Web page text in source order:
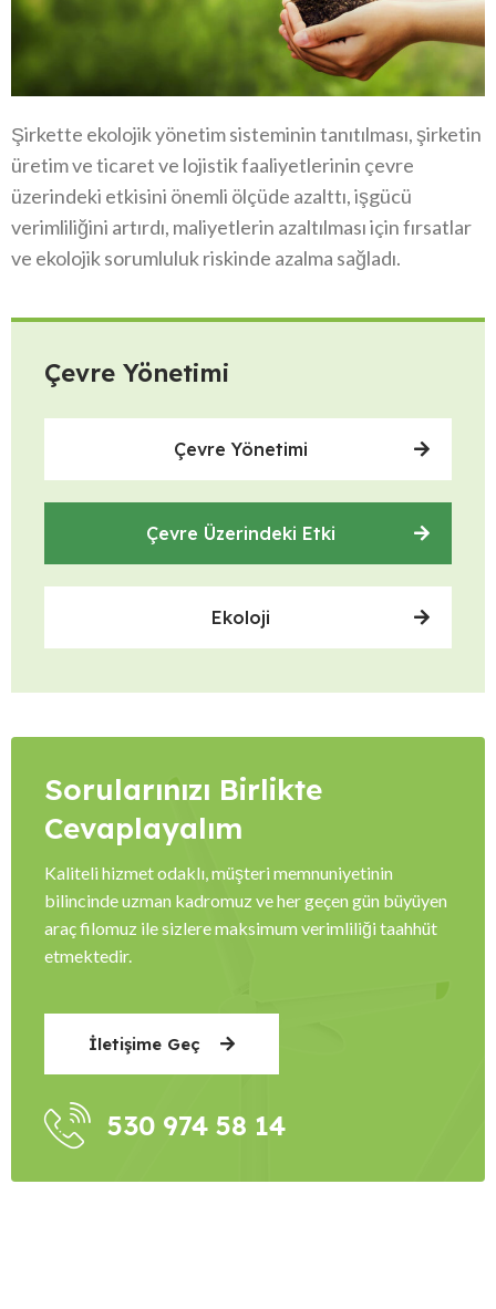
Çevre Yönetimi
Çevre Yönetimi
Çevre Üzerindeki Etki
Ekoloji
Sorularınızı Birlikte
Cevaplayalım
Kaliteli hizmet odaklı, müşteri memnuniyetinin
bilincinde uzman kadromuz ve her geçen gün büyüyen
araç filomuz ile sizlere maksimum verimliliği taahhüt
etmektedir.
İletişime Geç
530 974 58 14
Şirkette ekolojik yönetim sisteminin tanıtılması, şirketin
üretim ve ticaret ve lojistik faaliyetlerinin çevre
üzerindeki etkisini önemli ölçüde azalttı, işgücü
verimliliğini artırdı, maliyetlerin azaltılması için fırsatlar
ve ekolojik sorumluluk riskinde azalma sağladı.